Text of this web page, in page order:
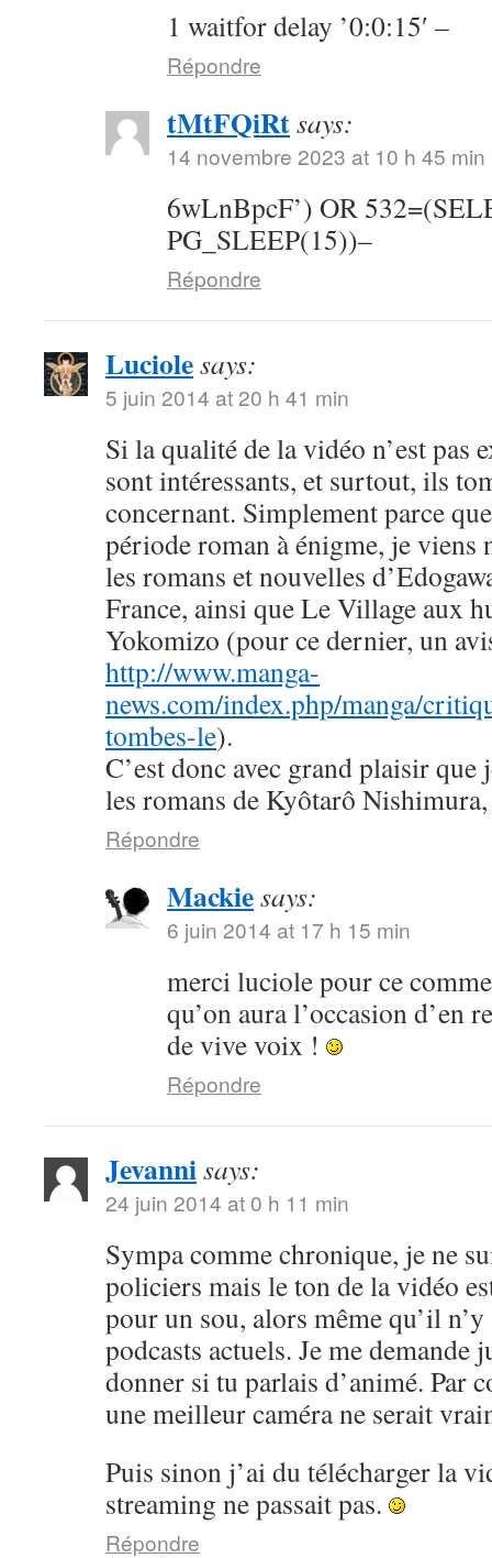
1 waitfor delay ’0:0:15′ –
Répondre
tMtFQiRtsays:
14 novembre 2023 at 10 h 45 min
6wLnBpcF’) OR
PG_SLEEP(15))–
Répondre
Luciolesays:
5 juin 2014 at 20 h 41 min
Si la qualité de la vidéo n’est pas
sont intéressants, et surtout, ils
concernant. Simplement parce
période roman à énigme, je viens
les romans et nouvelles
France, ainsi que Le Village aux
Yokomizo (pour ce dernier, un
http://www.manga-
news.com/index.php/manga/
tombes-le).
C’est donc avec grand plaisir que
les romans de Kyôtarô
Répondre
Mackiesays:
6 juin 2014 at 17 h 15 min
merci luciole pour ce
qu’on aura l’occasion d’en
de vive voix !
Répondre
Jevannisays:
24 juin 2014 at 0 h 11 min
Sympa comme chronique, je ne
policiers mais le ton de la vidéo
pour un sou, alors même qu’il
podcasts actuels. Je me demande
donner si tu parlais d’animé. Par
une meilleur caméra ne serait
Puis sinon j’ai du télécharger la
streaming ne passait pas.
Répondre